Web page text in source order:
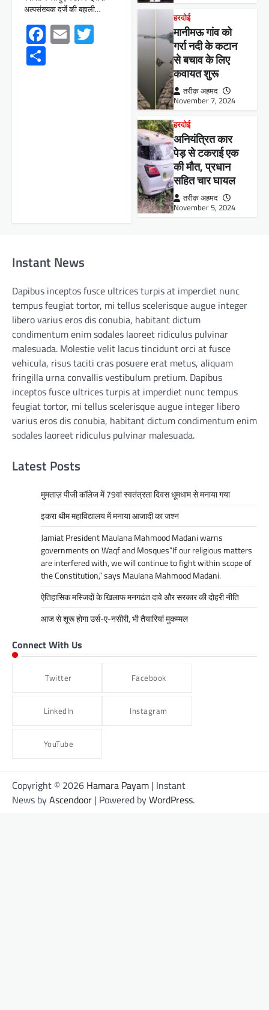
अल्पसंख्यक दर्जे की बहाली…
Facebook
Email Twitter
हरदोई
मानीमऊ गांव को
गर्रा नदी के कटान
से बचाव के लिए
कवायत शुरू
तरीक़ अहमद
November 7, 2024
हरदोई
अनियंत्रित कार
पेड़ से टकराई एक
की मौत, प्रधान
सहित चार घायल
तरीक़ अहमद
November 5, 2024
Instant News
Dapibus inceptos fusce ultrices turpis at imperdiet nunc
tempus feugiat tortor, mi tellus scelerisque augue integer
libero varius eros dis conubia, habitant dictum
condimentum enim sodales laoreet ridiculus pulvinar
malesuada. Molestie velit lacus tincidunt orci at fusce
vehicula, risus taciti cras posuere erat metus, aliquam
fringilla urna convallis vestibulum pretium. Dapibus
inceptos fusce ultrices turpis at imperdiet nunc tempus
feugiat tortor, mi tellus scelerisque augue integer libero
varius eros dis conubia, habitant dictum condimentum enim
sodales laoreet ridiculus pulvinar malesuada.
Latest Posts
मुमताज़ पीजी कॉलेज में 79वां स्वतंत्रता दिवस धूमधाम से मनाया गया
इकरा थीम महाविद्यालय में मनाया आजादी का जश्न
Jamiat President Maulana Mahmood Madani warns
governments on Waqf and Mosques”If our religious matters
are interfered with, we will continue to fight within scope of
the Constitution,” says Maulana Mahmood Madani.
ऐतिहासिक मस्जिदों के खिलाफ मनगढंत दावे और सरकार की दोहरी नीति
आज से शूरू होगा उर्स-ए-नसीरी, भी तैयारियां मुकम्मल
Connect With Us
Twitter Facebook
LinkedIn Instagram
YouTube
Copyright © 2026 Hamara Payam | Instant
News byAscendoor | Powered byWordPress.